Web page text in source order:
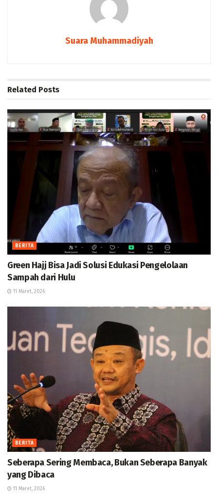
Suara Muhammadiyah
Related Posts
BERITA
Green Hajj Bisa Jadi Solusi Edukasi Pengelolaan
Sampah dari Hulu
11 Maret, 2026
BERITA
Seberapa Sering Membaca, Bukan Seberapa Banyak
yang Dibaca
11 Maret, 2026